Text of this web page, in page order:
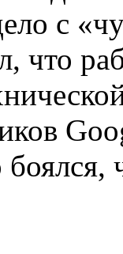
с
что